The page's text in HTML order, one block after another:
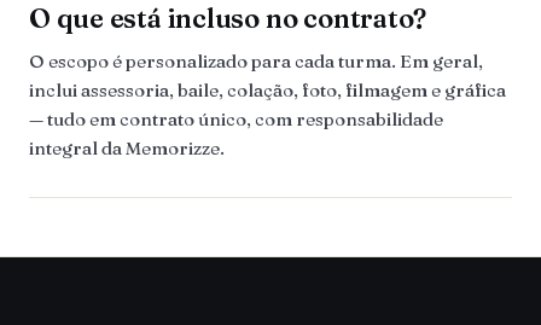
O que está incluso no contrato?
O escopo é personalizado para cada turma. Em geral,
inclui assessoria, baile, colação, foto, filmagem e gráfica
— tudo em contrato único, com responsabilidade
integral da Memorizze.